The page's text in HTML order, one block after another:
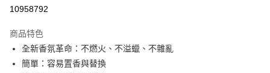
Google Pay
全盈+PAY
10958792
商品特色
全新香氛革命：不燃火、不溢蠟、不雜亂
簡單：容易置香與替換